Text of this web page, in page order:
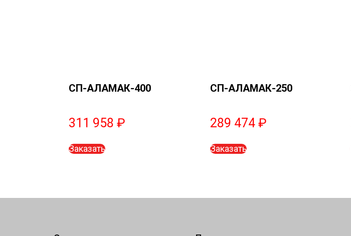
СП-АЛАМАК-400
311 958 ₽
Заказать
СП-АЛАМАК-250
289 474 ₽
Заказать